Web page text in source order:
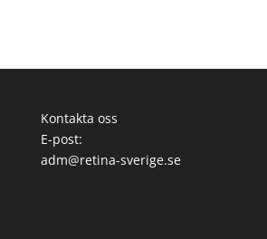
Kontakta oss
E-post:
adm@retina-sverige.se